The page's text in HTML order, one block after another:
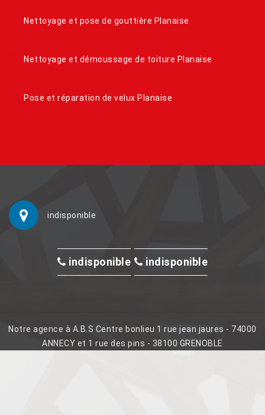
Nettoyage et pose de gouttière Planaise
Nettoyage et démoussage de toiture Planaise
Pose et réparation de velux Planaise
indisponible
indisponible indisponible
Notre agence à A.B.S Centre bonlieu 1 rue jean jaures - 74000
ANNECY et 1 rue des pins - 38100 GRENOBLE